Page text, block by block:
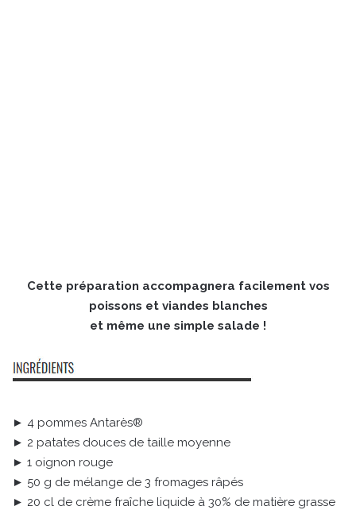
Cette préparation accompagnera facilement vos
poissons et viandes blanches
et même une simple salade !
► 4 pommes Antarès®
► 2 patates douces de taille moyenne
► 1 oignon rouge
► 50 g de mélange de 3 fromages râpés
► 20 cl de crème fraîche liquide à 30% de matière grasse